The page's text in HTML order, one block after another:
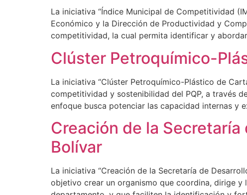
La iniciativa “Índice Municipal de Competitividad
Económico y la Dirección de Productividad y
competitividad, la cual permita identificar y
Clúster Petroquímico-
La iniciativa “Clúster Petroquímico-Plástico de
competitividad y sostenibilidad del PQP, a través
enfoque busca potenciar las capacidad internas y
Creación de la
Bolívar
La iniciativa “Creación de la Secretaría de
objetivo crear un organismo que coordina, dirige